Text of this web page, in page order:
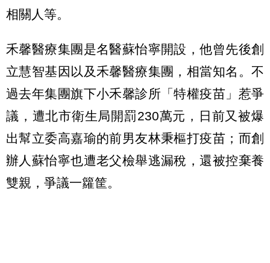
相關人等。
禾馨醫療集團是名醫蘇怡寧開設，他曾先後創
立慧智基因以及禾馨醫療集團，相當知名。不
過去年集團旗下小禾馨診所「特權疫苗」惹爭
議，遭北市衛生局開罰230萬元，日前又被爆
出幫立委高嘉瑜的前男友林秉樞打疫苗；而創
辦人蘇怡寧也遭老父檢舉逃漏稅，還被控棄養
雙親，爭議一籮筐。